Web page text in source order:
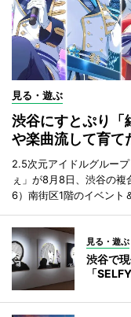
見る・遊ぶ
渋谷にすとぷり
や楽曲流して育て
2.5次元アイドルグルー
ぇ」が8月8日、渋谷の複
6）南街区1階のイベント
見る・遊ぶ
渋谷で
「